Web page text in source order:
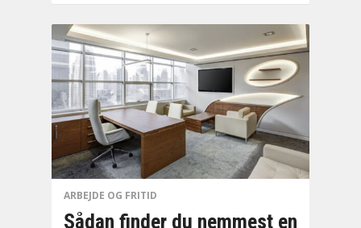
ARBEJDE OG FRITID
Sådan finder du nemmest en